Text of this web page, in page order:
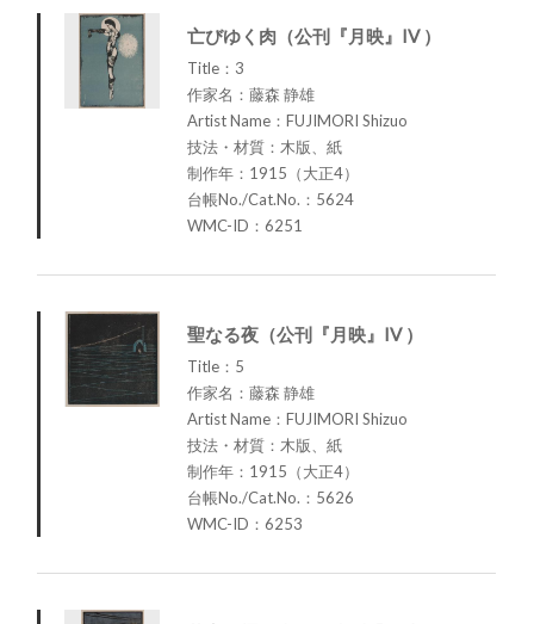
亡びゆく肉（公刊『月映』IV ）
Title：3
作家名：藤森 静雄
Artist Name：FUJIMORI Shizuo
技法・材質：木版、紙
制作年：1915（大正4）
台帳No./Cat.No.：5624
WMC-ID：6251
聖なる夜（公刊『月映』IV ）
Title：5
作家名：藤森 静雄
Artist Name：FUJIMORI Shizuo
技法・材質：木版、紙
制作年：1915（大正4）
台帳No./Cat.No.：5626
WMC-ID：6253